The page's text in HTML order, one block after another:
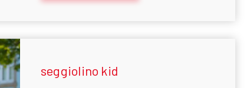
seggiolino kid